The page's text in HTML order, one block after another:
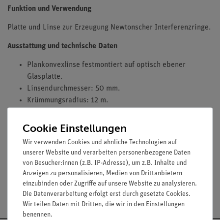
Funktion und Verwendung
Platte und Linse zur Erzeugung Newtonscher Interferenzringe.
Ausstattung und technische Daten
Plankonvexlinse festmontiert auf optisch ebener
Glasplatte.
Linsendurchmesser: 50 mm.
Krümmungsradius: 12 m.
Versuche
Versandkostenfrei ab 300,- €
Cookie Einstellungen
Wir verwenden Cookies und ähnliche Technologien auf
unserer Website und verarbeiten personenbezogene Daten
von Besucher:innen (z.B. IP-Adresse), um z.B. Inhalte und
Anzeigen zu personalisieren, Medien von Drittanbietern
einzubinden oder Zugriffe auf unsere Website zu analysieren.
Die Datenverarbeitung erfolgt erst durch gesetzte Cookies.
Wir teilen Daten mit Dritten, die wir in den Einstellungen
benennen.